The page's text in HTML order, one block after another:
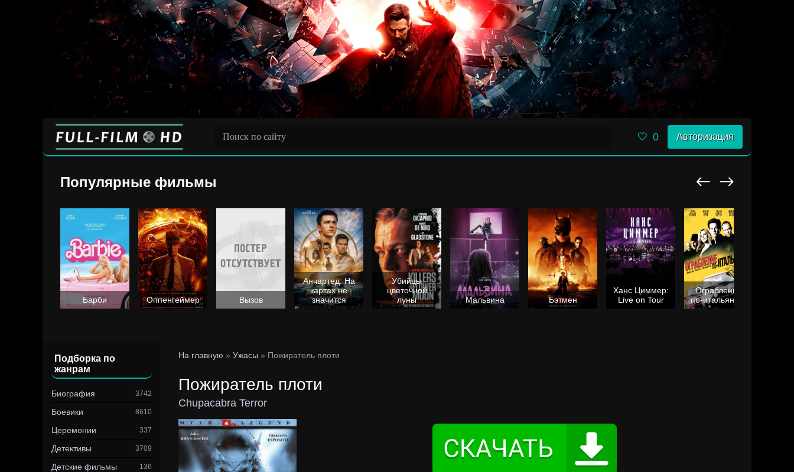
0 Авторизация
Популярные фильмы
Барби Оппенгеймер Вызов
Анчартед: На
картах не
значится
Убийцы
цветочной
луны
Мальвина Бэтмен
Ханс Циммер:
Live on Tour
Ограбление
по-итальянски
Подборка по
жанрам
Биография 3742
Боевики 8610
Церемонии 337
Детективы 3709
Детские фильмы 136
На главную » Ужасы » Пожиратель плоти
Пожиратель плоти
Chupacabra Terror